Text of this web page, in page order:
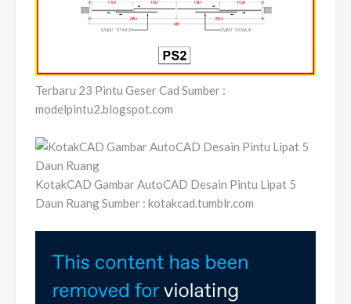
Terbaru 23 Pintu Geser Cad Sumber :
modelpintu2.blogspot.com
KotakCAD Gambar AutoCAD Desain Pintu Lipat 5
Daun Ruang Sumber : kotakcad.tumblr.com